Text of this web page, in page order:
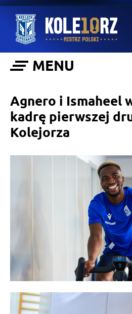
MENU
Agnero i Ismaheel
kadrę pierwszej
Kolejorza